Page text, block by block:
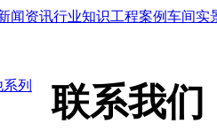
闻资讯行业知识工程案例车间实
列 联系我们